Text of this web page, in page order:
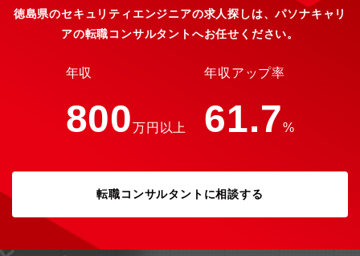
Microsoft Teams 本ポジションのやりがい・仕事を通じて得られ
るもの 業務効率化が緊急課題となっているタクシー業界の課題を
エンジニアリングで解決できる バックエンドからフロントまで幅
らの提案がそのままプロダクトに反映されるスピード感 将来的に
徳島県のセキュリティエンジニアの求人探しは、パソナキャリ
アの転職コンサルタントへお任せください。
年収
800万円以上
年収アップ率
61.7%
転職コンサルタントに相談する